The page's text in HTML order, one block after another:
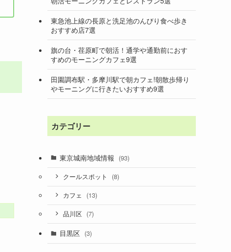
東急池上線の長原と洗足池のんびり食べ歩き
おすすめ店7選
旗の台・荏原町で朝活！通学や通勤前におす
すめのモーニングカフェ9選
田園調布駅・多摩川駅で朝カフェ!朝散歩帰り
やモーニングに行きたいおすすめ9選
カテゴリー
東京城南地域情報 (93)
クールスポット (8)
カフェ (13)
品川区 (7)
目黒区 (3)